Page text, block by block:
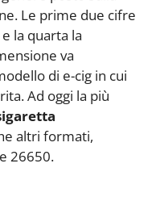
Le prime due cifre
la quarta la
va
di e-cig in cui
Ad oggi la più
altri formati,
26650.